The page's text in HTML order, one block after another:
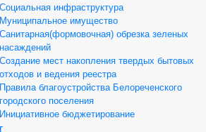
Социальная инфраструктура
Муниципальное имущество
Санитарная(формовочная) обрезка зеленых
насаждений
Создание мест накопления твердых бытовых
отходов и ведения реестра
Правила благоустройства Белореченского
городского поселения
Инициативное бюджетирование